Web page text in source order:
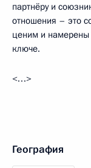
партнёру и
отношения – это
ценим и намерены
ключе.
<…>
География